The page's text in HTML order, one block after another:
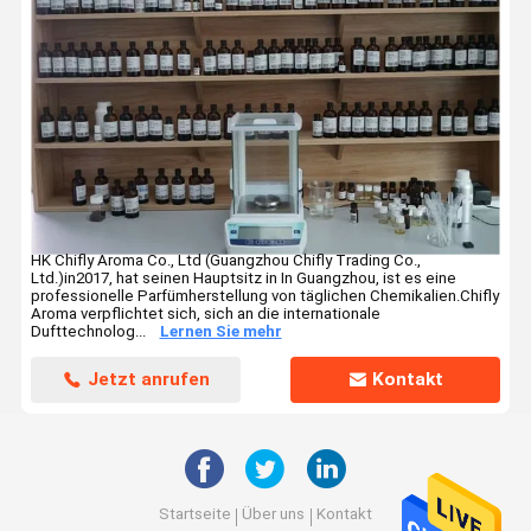
HK Chifly Aroma Co., Ltd (Guangzhou Chifly Trading Co.,
Ltd.)in2017, hat seinen Hauptsitz in In Guangzhou, ist es eine
professionelle Parfümherstellung von täglichen Chemikalien.Chifly
Aroma verpflichtet sich, sich an die internationale
Dufttechnolog...
Lernen Sie mehr
Jetzt anrufen Kontakt
Startseite Über uns Kontakt